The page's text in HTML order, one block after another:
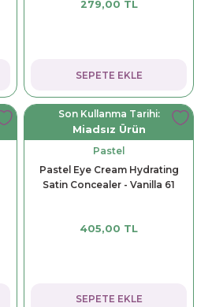
Sporcu Takviyeleri
Quercetin
Resveratrol
Sirke
279,00 TL
SEPETE EKLE
Son Kullanma Tarihi:
Miadsız Ürün
Pastel
Pastel Eye Cream Hydrating
Satin Concealer - Vanilla 61
405,00 TL
SEPETE EKLE